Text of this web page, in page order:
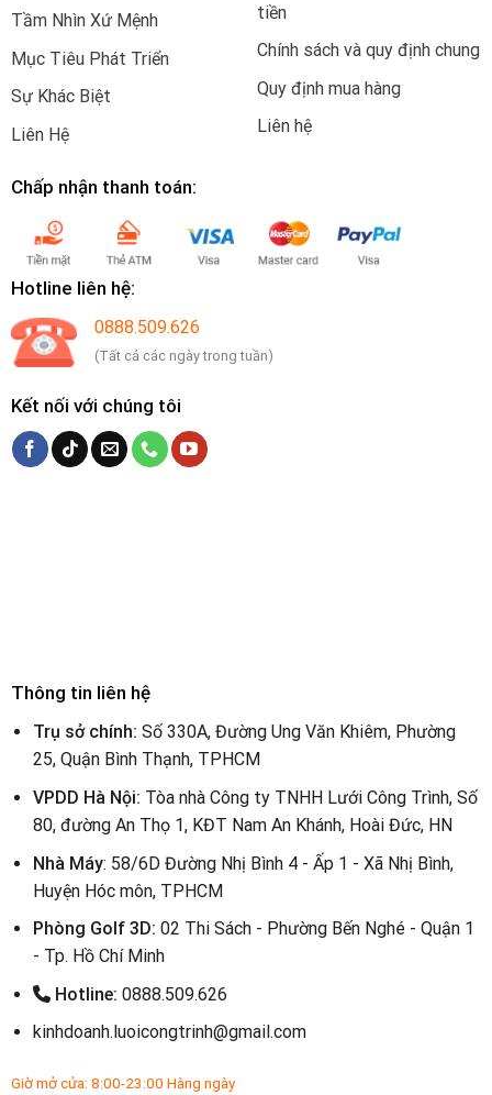
Tầm Nhìn Xứ Mệnh
Mục Tiêu Phát Triển
Sự Khác Biệt
Liên Hệ
tiền
Chính sách và quy định chung
Quy định mua hàng
Liên hệ
Chấp nhận thanh toán:
Hotline liên hệ:
0888.509.626
(Tất cả các ngày trong tuần)
Kết nối với chúng tôi
Thông tin liên hệ
Trụ sở chính: Số 330A, Đường Ung Văn Khiêm, Phường
25, Quận Bình Thạnh, TPHCM
VPDD Hà Nội: Tòa nhà Công ty TNHH Lưới Công Trình, Số
80, đường An Thọ 1, KĐT Nam An Khánh, Hoài Đức, HN
Nhà Máy: 58/6D Đường Nhị Bình 4 - Ấp 1 - Xã Nhị Bình,
Huyện Hóc môn, TPHCM
Phòng Golf 3D:02 Thi Sách - Phường Bến Nghé - Quận 1
- Tp. Hồ Chí Minh
Hotline: 0888.509.626
kinhdoanh.luoicongtrinh@gmail.com
Giờ mở cửa: 8:00-23:00 Hàng ngày